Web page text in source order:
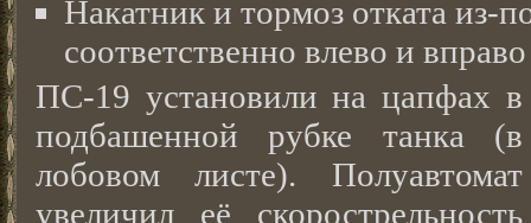
Накатник и тормоз отката из-
соответственно влево и
ПС-19 установили на цапфах в
подбашенной рубке танка (в
лобовом листе). Полуавтомат
увеличил её скорострельность